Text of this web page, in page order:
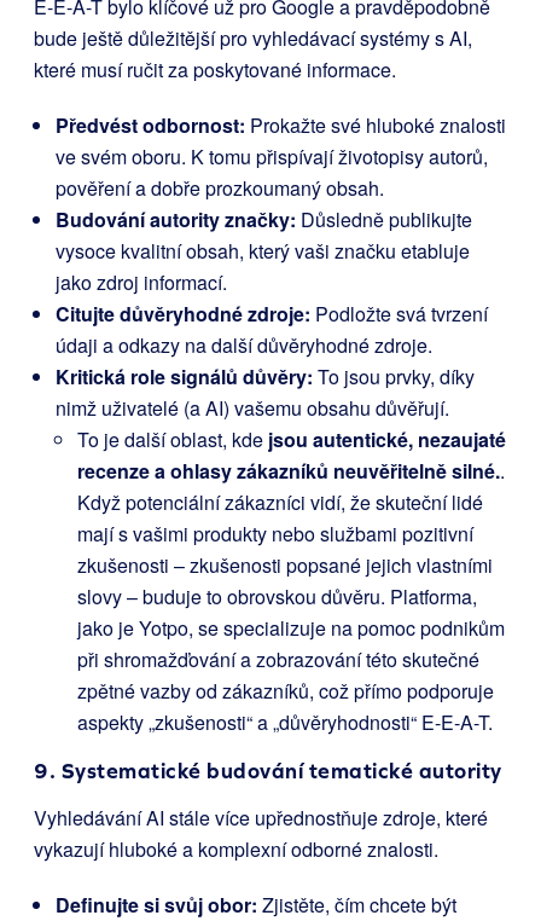
E-E-A-T bylo klíčové už pro Google a pravděpodobně
bude ještě důležitější pro vyhledávací systémy s AI,
které musí ručit za poskytované informace.
Předvést odbornost: Prokažte své hluboké znalosti
ve svém oboru. K tomu přispívají životopisy autorů,
pověření a dobře prozkoumaný obsah.
Budování autority značky: Důsledně publikujte
vysoce kvalitní obsah, který vaši značku etabluje
jako zdroj informací.
Citujte důvěryhodné zdroje: Podložte svá tvrzení
údaji a odkazy na další důvěryhodné zdroje.
Kritická role signálů důvěry: To jsou prvky, díky
nimž uživatelé (a AI) vašemu obsahu důvěřují.
To je další oblast, kde jsou autentické, nezaujaté
recenze a ohlasy zákazníků neuvěřitelně silné..
Když potenciální zákazníci vidí, že skuteční lidé
mají s vašimi produkty nebo službami pozitivní
zkušenosti – zkušenosti popsané jejich vlastními
slovy – buduje to obrovskou důvěru. Platforma,
jako je Yotpo, se specializuje na pomoc podnikům
při shromažďování a zobrazování této skutečné
zpětné vazby od zákazníků, což přímo podporuje
aspekty „zkušenosti“ a „důvěryhodnosti“ E-E-A-T.
9. Systematické budování tematické autority
Vyhledávání AI stále více upřednostňuje zdroje, které
vykazují hluboké a komplexní odborné znalosti.
Definujte si svůj obor: Zjistěte, čím chcete být